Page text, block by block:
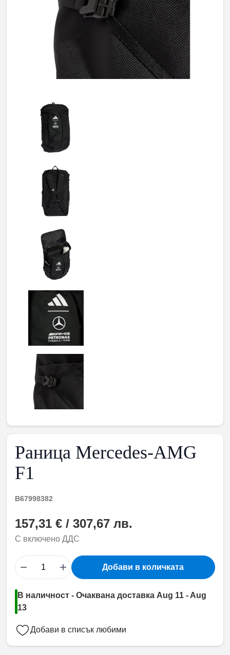
Раница Mercedes-AMG
F1
B67998382
157,31 € / 307,67 лв.
С включено ДДС
− + Добави в количката
В наличност - Очаквана доставка Aug 11 - Aug
13
Добави в списък любими